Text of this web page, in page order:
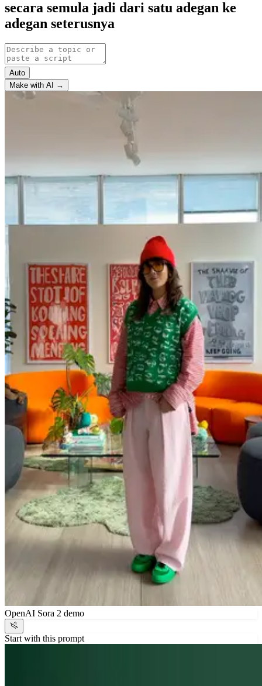
secara semula jadi dari satu adegan ke
adegan seterusnya
Auto
Make with AI →
OpenAI Sora 2 demo
Start with this prompt